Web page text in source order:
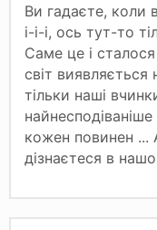
Ви гадаєте, коли
і-і-і, ось тут-то
Саме це і
світ
тільки наші
кожен повинен
дізнаєтеся в